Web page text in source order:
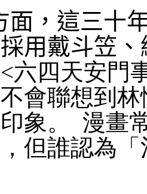
面，這三十
用戴斗笠
<六四天安門
會聯想到
象。 漫畫
但誰認為「